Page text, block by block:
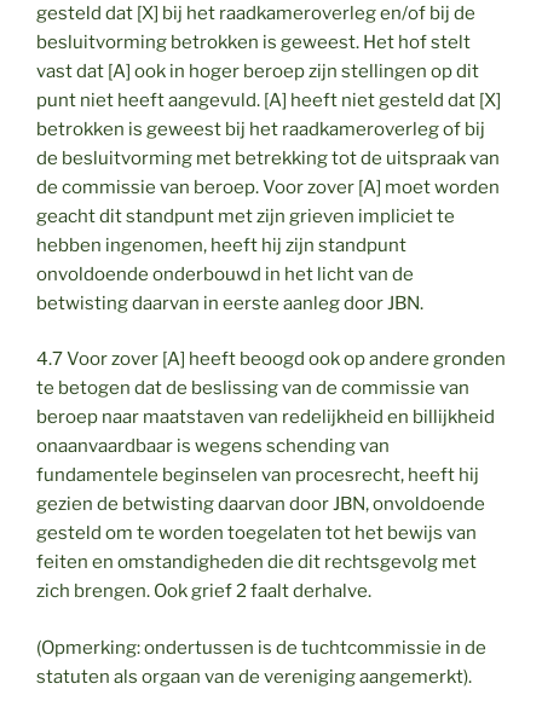
gesteld dat [X] bij het raadkameroverleg en/of bij de
besluitvorming betrokken is geweest. Het hof stelt
vast dat [A] ook in hoger beroep zijn stellingen op dit
punt niet heeft aangevuld. [A] heeft niet gesteld dat [X]
betrokken is geweest bij het raadkameroverleg of bij
de besluitvorming met betrekking tot de uitspraak van
de commissie van beroep. Voor zover [A] moet worden
geacht dit standpunt met zijn grieven impliciet te
hebben ingenomen, heeft hij zijn standpunt
onvoldoende onderbouwd in het licht van de
betwisting daarvan in eerste aanleg door JBN.
4.7 Voor zover [A] heeft beoogd ook op andere gronden
te betogen dat de beslissing van de commissie van
beroep naar maatstaven van redelijkheid en billijkheid
onaanvaardbaar is wegens schending van
fundamentele beginselen van procesrecht, heeft hij
gezien de betwisting daarvan door JBN, onvoldoende
gesteld om te worden toegelaten tot het bewijs van
feiten en omstandigheden die dit rechtsgevolg met
zich brengen. Ook grief 2 faalt derhalve.
(Opmerking: ondertussen is de tuchtcommissie in de
statuten als orgaan van de vereniging aangemerkt).